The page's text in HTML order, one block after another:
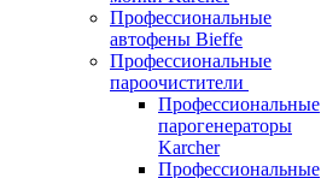
Профессиональные
автофены Bieffe
Профессиональные
пароочистители
Профессиональные
парогенераторы
Karcher
Профессиональные